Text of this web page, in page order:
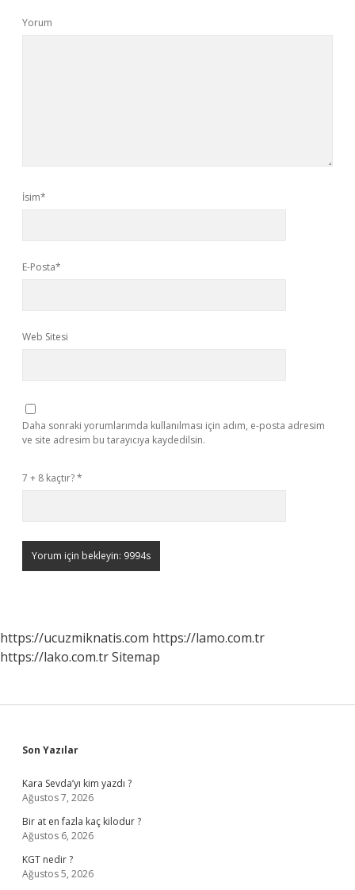
Yorum
İsim*
E-Posta*
Web Sitesi
Daha sonraki yorumlarımda kullanılması için adım, e-posta adresim
ve site adresim bu tarayıcıya kaydedilsin.
7 + 8 kaçtır?*
https://ucuzmiknatis.com https://lamo.com.tr
https://lako.com.trSitemap
Sidebar
Son Yazılar
Kara Sevda’yı kim yazdı ?
Ağustos 7, 2026
Bir at en fazla kaç kilodur ?
Ağustos 6, 2026
KGT nedir ?
Ağustos 5, 2026